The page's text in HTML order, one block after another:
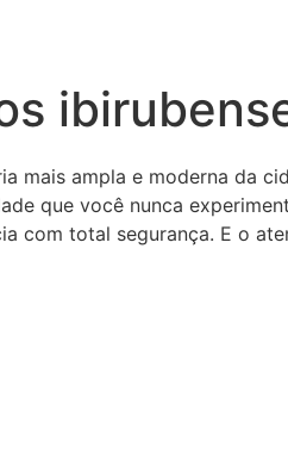
mais ampla e moderna da
que você nunca
com total segurança. E o